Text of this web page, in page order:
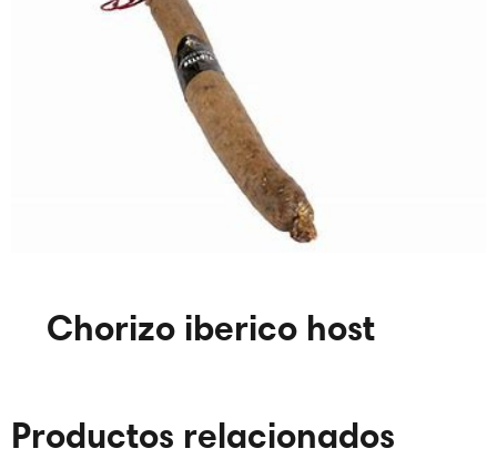
Chorizo iberico host
Productos relacionados